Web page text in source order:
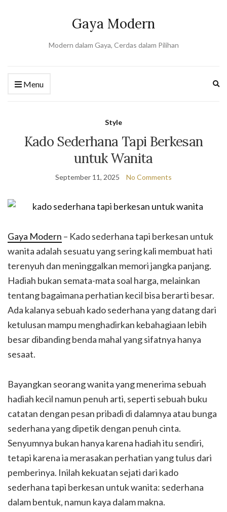
Gaya Modern
Modern dalam Gaya, Cerdas dalam Pilihan
Menu
Style
Kado Sederhana Tapi Berkesan
untuk Wanita
September 11, 2025 No Comments
Gaya Modern – Kado sederhana tapi berkesan untuk
wanita adalah sesuatu yang sering kali membuat hati
terenyuh dan meninggalkan memori jangka panjang.
Hadiah bukan semata-mata soal harga, melainkan
tentang bagaimana perhatian kecil bisa berarti besar.
Ada kalanya sebuah kado sederhana yang datang dari
ketulusan mampu menghadirkan kebahagiaan lebih
besar dibanding benda mahal yang sifatnya hanya
sesaat.
Bayangkan seorang wanita yang menerima sebuah
hadiah kecil namun penuh arti, seperti sebuah buku
catatan dengan pesan pribadi di dalamnya atau bunga
sederhana yang dipetik dengan penuh cinta.
Senyumnya bukan hanya karena hadiah itu sendiri,
tetapi karena ia merasakan perhatian yang tulus dari
pemberinya. Inilah kekuatan sejati dari kado
sederhana tapi berkesan untuk wanita: sederhana
dalam bentuk, namun kaya dalam makna.